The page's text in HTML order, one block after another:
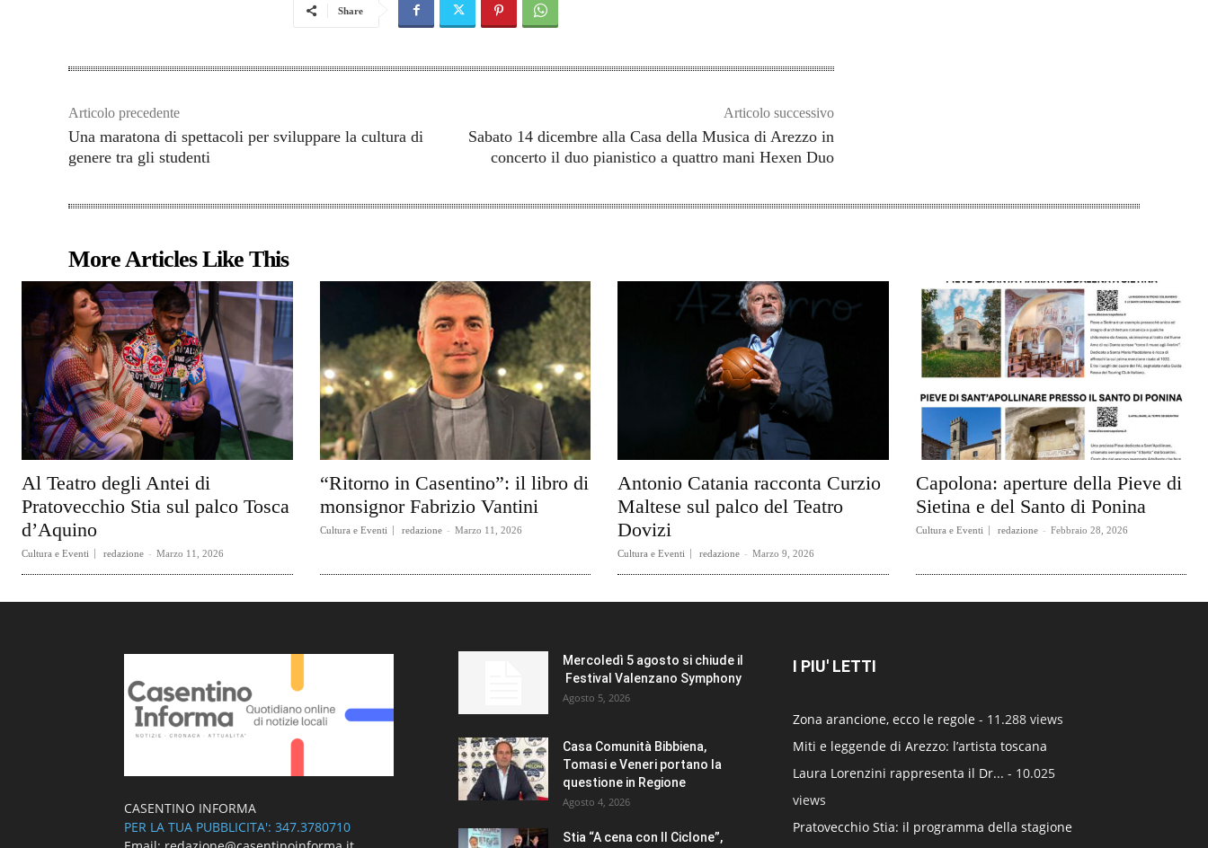
Share
Articolo precedente
Una maratona di spettacoli per sviluppare la cultura di
genere tra gli studenti
Articolo successivo
Sabato 14 dicembre alla Casa della Musica di Arezzo in
concerto il duo pianistico a quattro mani Hexen Duo
More Articles Like This
Al Teatro degli Antei di
Pratovecchio Stia sul palco Tosca
d’Aquino
Cultura e Eventi redazione - Marzo 11, 2026
“Ritorno in Casentino”: il libro di
monsignor Fabrizio Vantini
Cultura e Eventi redazione - Marzo 11, 2026
Antonio Catania racconta Curzio
Maltese sul palco del Teatro
Dovizi
Cultura e Eventi redazione - Marzo 9, 2026
Capolona: aperture della Pieve di
Sietina e del Santo di Ponina
Cultura e Eventi redazione - Febbraio 28, 2026
CASENTINO INFORMA
PER LA TUA PUBBLICITA': 347.3780710
Mercoledì 5 agosto si chiude il
Festival Valenzano Symphony
Agosto 5, 2026
Casa Comunità Bibbiena,
Tomasi e Veneri portano la
questione in Regione
Agosto 4, 2026
Stia “A cena con Il Ciclone”,
I PIU' LETTI
Zona arancione, ecco le regole - 11.288 views
Miti e leggende di Arezzo: l’artista toscana
Laura Lorenzini rappresenta il Dr... - 10.025
views
Pratovecchio Stia: il programma della stagione